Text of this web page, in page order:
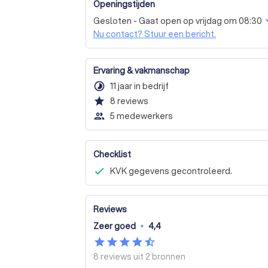
onderscheidend, relevant en geloofwaardig
Wilt u meer weten over hoe wij u kunnen
gratis offerte aan.
Openingstijden
Gesloten - Gaat open op vrijdag om 08:30
Nu contact? Stuur een bericht.
Ervaring & vakmanschap
timelapse 11 jaar in bedrijf
star 8 reviews
people_outline 5 medewerkers
Checklist
KVK gegevens gecontroleerd.
Reviews
Zeer goed • 4,4
8 reviews uit 2 bronnen